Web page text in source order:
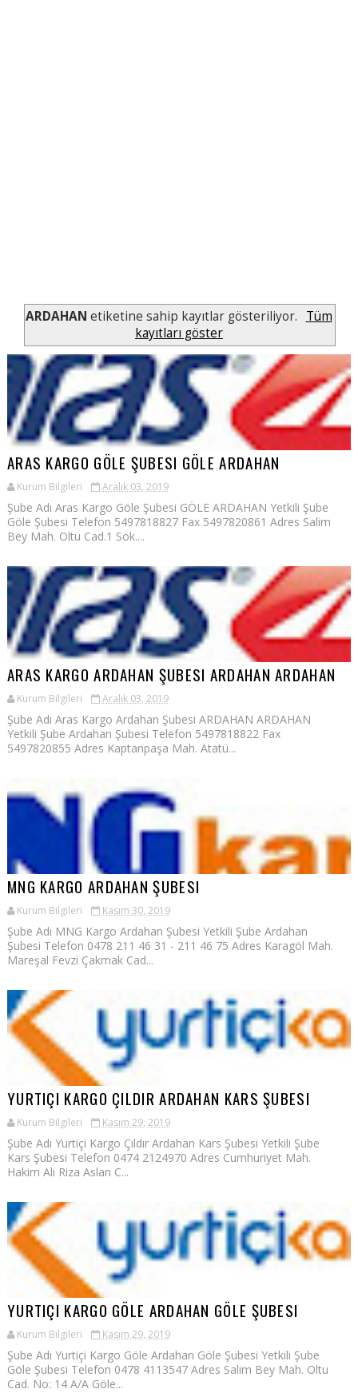
ARDAHAN etiketine sahip kayıtlar gösteriliyor.
Tüm
kayıtları göster
ARAS KARGO GÖLE ŞUBESI GÖLE ARDAHAN
Kurum Bilgileri Aralık 03, 2019
Şube Adı Aras Kargo Göle Şubesi GÖLE ARDAHAN Yetkili Şube
Göle Şubesi Telefon 5497818827 Fax 5497820861 Adres Salim
Bey Mah. Oltu Cad.1 Sok....
ARAS KARGO ARDAHAN ŞUBESI ARDAHAN ARDAHAN
Kurum Bilgileri Aralık 03, 2019
Şube Adı Aras Kargo Ardahan Şubesi ARDAHAN ARDAHAN
Yetkili Şube Ardahan Şubesi Telefon 5497818822 Fax
5497820855 Adres Kaptanpaşa Mah. Atatü...
MNG KARGO ARDAHAN ŞUBESI
Kurum Bilgileri Kasım 30, 2019
Şube Adı MNG Kargo Ardahan Şubesi Yetkili Şube Ardahan
Şubesi Telefon 0478 211 46 31 - 211 46 75 Adres Karagöl Mah.
Mareşal Fevzi Çakmak Cad...
YURTIÇI KARGO ÇILDIR ARDAHAN KARS ŞUBESI
Kurum Bilgileri Kasım 29, 2019
Şube Adı Yurtiçi Kargo Çıldır Ardahan Kars Şubesi Yetkili Şube
Kars Şubesi Telefon 0474 2124970 Adres Cumhuriyet Mah.
Hakim Ali Riza Aslan C...
YURTIÇI KARGO GÖLE ARDAHAN GÖLE ŞUBESI
Kurum Bilgileri Kasım 29, 2019
Şube Adı Yurtiçi Kargo Göle Ardahan Göle Şubesi Yetkili Şube
Göle Şubesi Telefon 0478 4113547 Adres Salim Bey Mah. Oltu
Cad. No: 14 A/A Göle...